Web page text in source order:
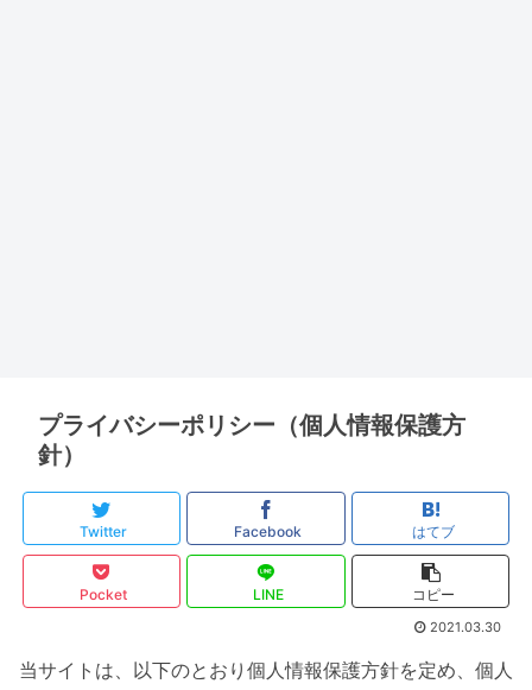
プライバシーポリシー（個人情報保護方
針）
Twitter Facebook はてブ
Pocket LINE コピー
2021.03.30
当サイトは、以下のとおり個人情報保護方針を定め、個人